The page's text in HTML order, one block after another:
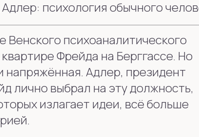
психология обычного
Венского психоаналитического
Фрейда на Берггассе. Но
напряжённая. Адлер, президент
лично выбрал на эту должность,
излагает идеи, всё больше